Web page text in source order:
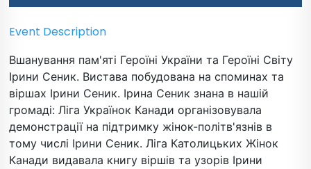
Event Description
Вшанування пам'яті Героїні України та Героїні Світу
Ірини Сеник. Вистава побудована на споминах та
віршах Ірини Сеник. Ірина Сеник знана в нашій
громаді: Ліга Українок Канади організовувала
демонстрації на підтримку жінок-політв'язнів в
тому числі Ірини Сеник. Ліга Католицьких Жінок
Канади видавала книгу віршів та узорів Ірини